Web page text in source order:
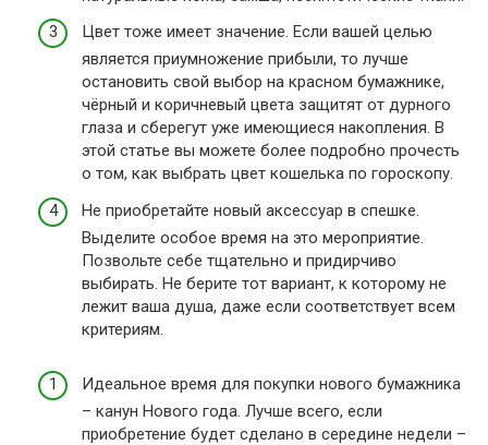
Цвет тоже имеет значение. Если вашей целью
является приумножение прибыли, то лучше
остановить свой выбор на красном бумажнике,
чёрный и коричневый цвета защитят от дурного
глаза и сберегут уже имеющиеся накопления. В
этой статье вы можете более подробно прочесть
о том, как выбрать цвет кошелька по гороскопу.
Не приобретайте новый аксессуар в спешке.
Выделите особое время на это мероприятие.
Позвольте себе тщательно и придирчиво
выбирать. Не берите тот вариант, к которому не
лежит ваша душа, даже если соответствует всем
критериям.
Идеальное время для покупки нового бумажника
– канун Нового года. Лучше всего, если
приобретение будет сделано в середине недели –